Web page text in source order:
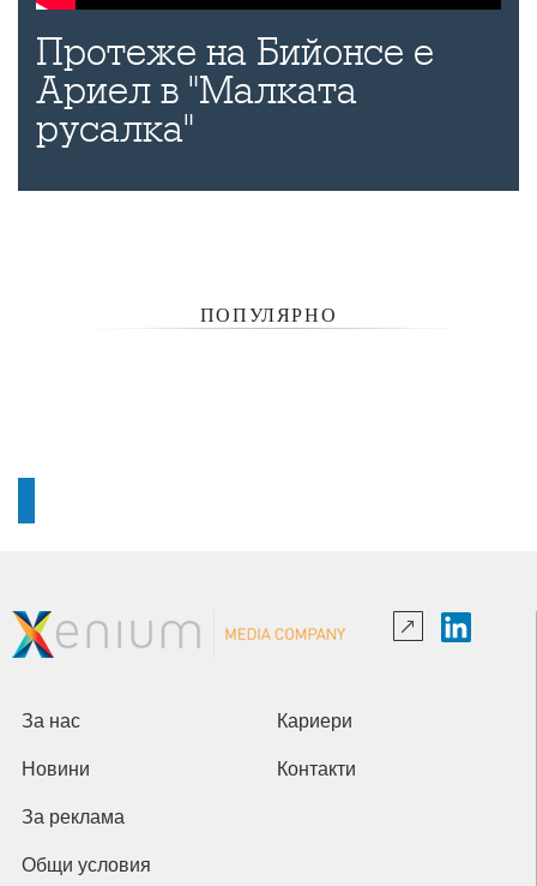
Протеже на Бийонсе е
Ариел в "Малката
русалка"
ПОПУЛЯРНО
За нас Кариери
Новини Контакти
За реклама
Общи условия